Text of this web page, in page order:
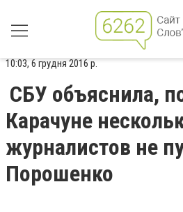
10:03, 6 грудня 2016 р.
СБУ объяснила,
Карачуне
журналистов не
Порошенко